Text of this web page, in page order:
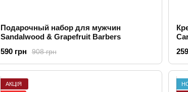
Подарочный набор для мужчин
Sandalwood & Grapefruit Barbers
908 грн
590 грн
АКЦІЯ